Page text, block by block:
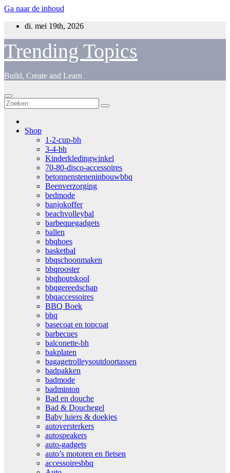
Ga naar de inhoud
di. mei 19th, 2026
Trending Topics
Build, Create and Learn
Shop
1-2-cup-bh
3-4-bh
Kinderkledingwinkel
70-80-disco-accessoires
betonnensteneninbouwbbq
Beenverzorging
bedmode
banjokoffer
beachvolleybal
barbequegadgets
ballen
bbqhoes
basketbal
bbqschoonmaken
bbqrooster
bbqhoutskool
bbqgereedschap
bbqaccessoires
BBQ Boek
bbq
basecoat en topcoat
barbecues
balconette-bh
bakplaten
bagagetrolleysoutdoortassen
badpakken
badmode
badminton
Bad en douche
Bad & Douchegel
Baby luiers & doekjes
autoversterkers
autospeakers
auto-gadgets
auto’s motoren en fietsen
accessoiresbbq